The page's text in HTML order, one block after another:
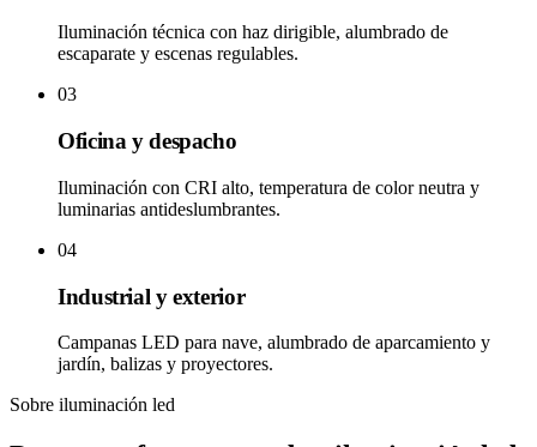
Iluminación técnica con haz dirigible, alumbrado de
escaparate y escenas regulables.
03
Oficina y despacho
Iluminación con CRI alto, temperatura de color neutra y
luminarias antideslumbrantes.
04
Industrial y exterior
Campanas LED para nave, alumbrado de aparcamiento y
jardín, balizas y proyectores.
Sobre iluminación led